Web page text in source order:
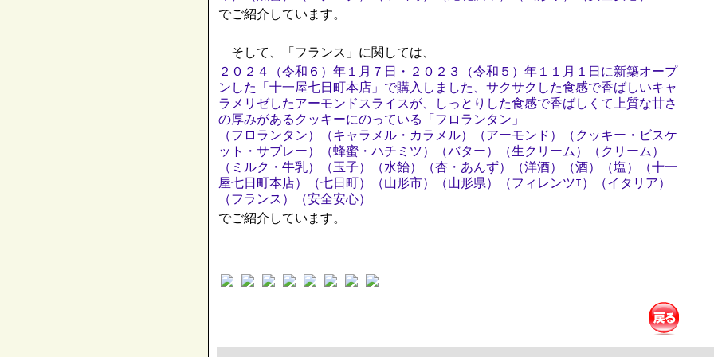
でご紹介しています。
そして、「フランス」に関しては、
２０２４（令和６）年１月７日・２０２３（令和５）年１１月１日に新築オープ
ンした「十一屋七日町本店」で購入しました、サクサクした食感で香ばしいキャ
ラメリゼしたアーモンドスライスが、しっとりした食感で香ばしくて上質な甘さ
の厚みがあるクッキーにのっている「フロランタン」
（フロランタン）（キャラメル・カラメル）（アーモンド）（クッキー・ビスケ
ット・サブレー）（蜂蜜・ハチミツ）（バター）（生クリーム）（クリーム）
（ミルク・牛乳）（玉子）（水飴）（杏・あんず）（洋酒）（酒）（塩）（十一
屋七日町本店）（七日町）（山形市）（山形県）（フィレンツｴ）（イタリア）
（フランス）（安全安心）
でご紹介しています。